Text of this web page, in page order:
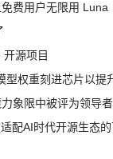
费用户无限用 Luna
源项目
型权重刻进芯片以提
象限中被评为领导者
配AI时代开源生态